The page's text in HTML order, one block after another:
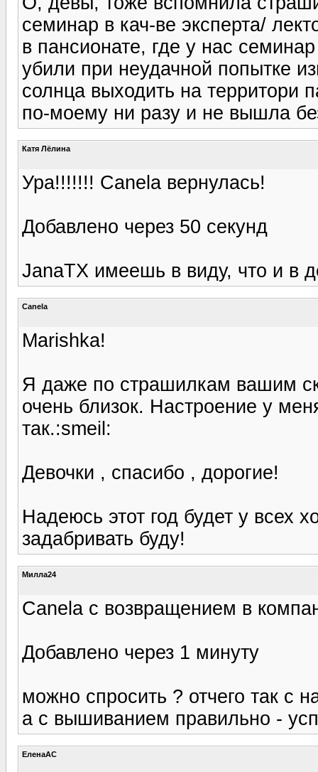
семинар в кач-ве эксперта/
в пансионате, где у нас
убили при неудачной попытке
солнца выходить на территори
по-моему ни разу и не вышла
Катя Лёлина
Ура!!!!!!! Canela вернулась!
Добавлено через 50 секунд
JanaTX имеешь в виду, что и в
Canela
Marishka!
Я даже по страшилкам вашим
очень близок. Настроение у
так.:smeil:
Девочки , спасибо , дорогие!
Надеюсь этот год будет у
задабривать буду!
Милла24
Canela с возвращением в
Добавлено через 1 минуту
можно спросить ? отчего так с
а с вышиванием правильно -
ЕленаАС